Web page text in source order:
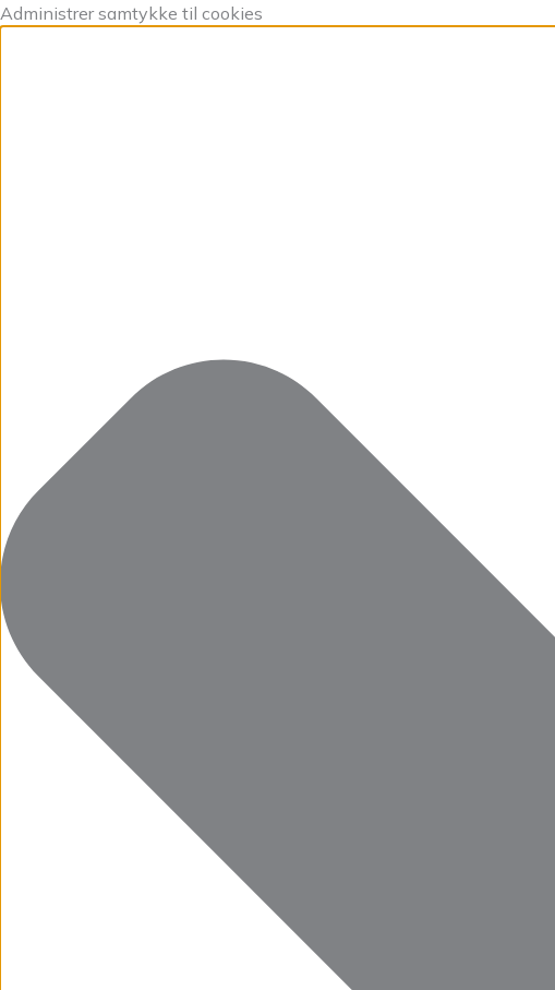
Administrer samtykke til cookies
Funktionsdygtig
Præferencer
Statistikker
Marketing
Gå